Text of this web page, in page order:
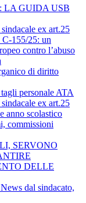
LA GUIDA USB
ex art.25
25: un
contro l’abuso
di diritto
personale ATA
ex art.25
anno scolastico
commissioni
SERVONO
DELLE
dal sindacato,